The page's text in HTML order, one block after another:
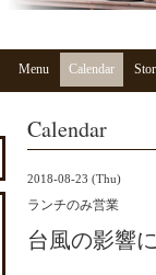
Menu Calendar
Calendar
2018-08-23 (Thu)
ランチのみ営業
台風の影響